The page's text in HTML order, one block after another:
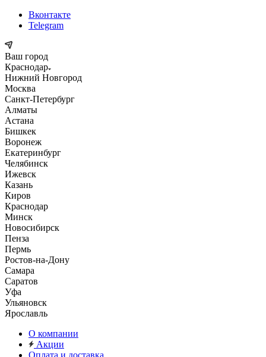
Вконтакте
Telegram
Ваш город
Краснодар
Нижний Новгород
Москва
Санкт-Петербург
Алматы
Астана
Бишкек
Воронеж
Екатеринбург
Челябинск
Ижевск
Казань
Киров
Краснодар
Минск
Новосибирск
Пенза
Пермь
Ростов-на-Дону
Самара
Саратов
Уфа
Ульяновск
Ярославль
О компании
Акции
Оплата и доставка